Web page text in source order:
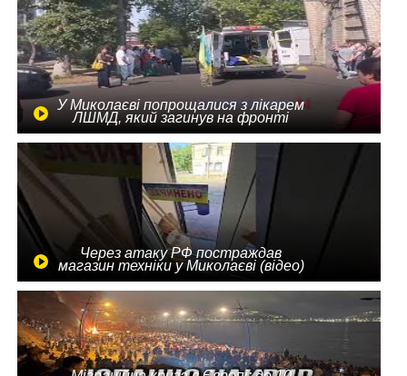
У Миколаєві попрощалися з лікарем
ЛШМД, який загинув на фронті
Через атаку РФ постраждав
магазин техніки у Миколаєві (відео)